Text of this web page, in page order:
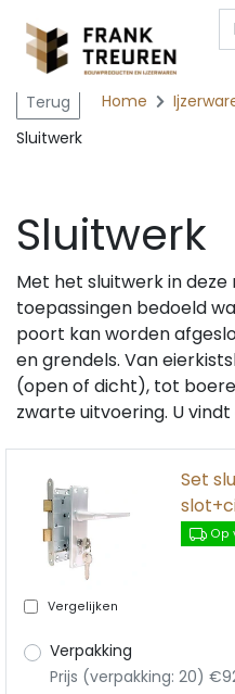
Terug Home
Sluitwerk
Sluitwerk
Met het sluitwerk in
toepassingen bedoeld
poort kan worden
en grendels. Van
(open of dicht), tot
zwarte uitvoering. U
Vergelijken
Set
Op
Verpakking
Prijs (verpakking: 20)